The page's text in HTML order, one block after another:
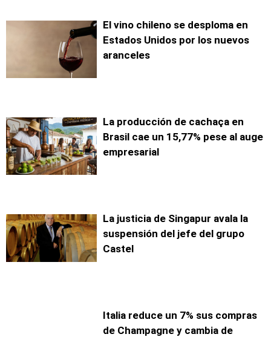
El vino chileno se desploma en
Estados Unidos por los nuevos
aranceles
La producción de cachaça en
Brasil cae un 15,77% pese al auge
empresarial
La justicia de Singapur avala la
suspensión del jefe del grupo
Castel
Italia reduce un 7% sus compras
de Champagne y cambia de